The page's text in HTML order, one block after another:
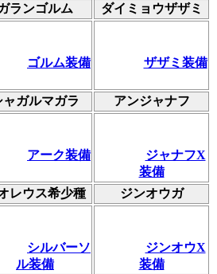
ランゴルム ダイミョウザザミ
ゴルム装備 ザザミ装備
ャガルマガラ アンジャナフ
アーク装備
ジャナフX
装備
レウス希少種 ジンオウガ
シルバーソ
ル装備
ジンオウX
装備